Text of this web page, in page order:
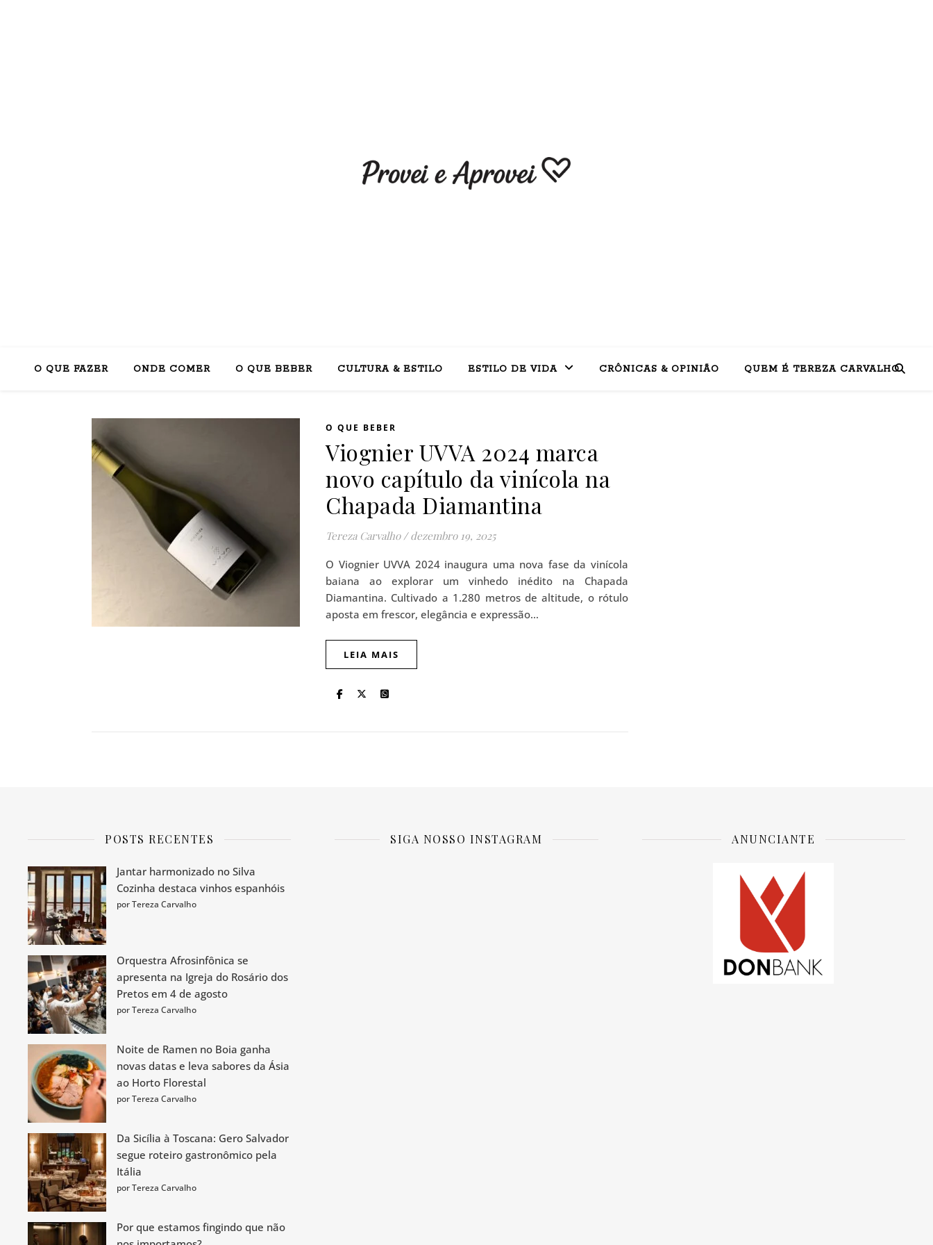
O QUE FAZER ONDE COMER O QUE BEBER CULTURA & ESTILO ESTILO DE VIDA CRÔNICAS & OPINIÃO QUEM É TEREZA CARVALHO
O QUE BEBER
Viognier UVVA 2024 marca
novo capítulo da vinícola na
Chapada Diamantina
Tereza Carvalho / dezembro 19, 2025
O Viognier UVVA 2024 inaugura uma nova fase da vinícola
baiana ao explorar um vinhedo inédito na Chapada
Diamantina. Cultivado a 1.280 metros de altitude, o rótulo
aposta em frescor, elegância e expressão…
LEIA MAIS
POSTS RECENTES
Jantar harmonizado no Silva
Cozinha destaca vinhos espanhóis
por Tereza Carvalho
Orquestra Afrosinfônica se
apresenta na Igreja do Rosário dos
Pretos em 4 de agosto
por Tereza Carvalho
Noite de Ramen no Boia ganha
novas datas e leva sabores da Ásia
ao Horto Florestal
por Tereza Carvalho
Da Sicília à Toscana: Gero Salvador
segue roteiro gastronômico pela
Itália
por Tereza Carvalho
Por que estamos fingindo que não
SIGA NOSSO INSTAGRAM ANUNCIANTE